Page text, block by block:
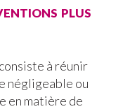
plus
à réunir
négligeable ou
en matière de